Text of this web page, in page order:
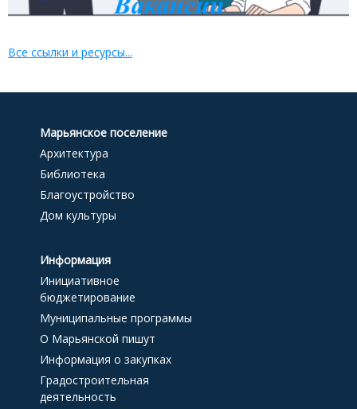
Все ссылки и ресурсы...
Марьянское поселение
Архитектура
Библиотека
Благоустройство
Дом культуры
Информация
Инициативное
бюджетирование
Муниципальные программы
О Марьянской пишут
Информация о закупках
Градостроительная
деятельность